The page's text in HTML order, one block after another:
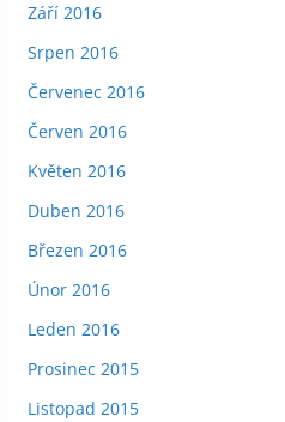
Září 2016
Srpen 2016
Červenec 2016
Červen 2016
Květen 2016
Duben 2016
Březen 2016
Únor 2016
Leden 2016
Prosinec 2015
Listopad 2015